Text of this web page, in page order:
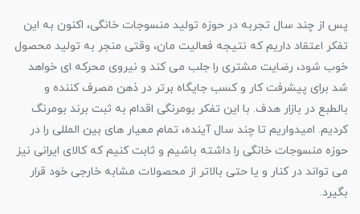
پس از چند سال تجربه در حوزه تولید منسوجات خانگی، اکنون به این
تفکر اعتقاد داریم که نتیجه فعالیت مان، وقتی منجر به تولید محصول
خوب شود، رضایت مشتری را جلب می کند و نیروی محرکه ای خواهد
شد برای پیشرفت کار و کسب جایگاه برتر در ذهن مصرف کننده و
بالطبع در بازار هدف. با این تفکر بومرنگی اقدام به ثبت برند بومرنگ
کردیم. امیدواریم تا چند سال آینده، تمام معیار های بین المللی را در
حوزه منسوجات خانگی را داشته باشیم و ثابت کنیم که کالای ایرانی نیز
می تواند در کنار و یا حتی بالاتر از محصولات مشابه خارجی خود قرار
بگیرد.